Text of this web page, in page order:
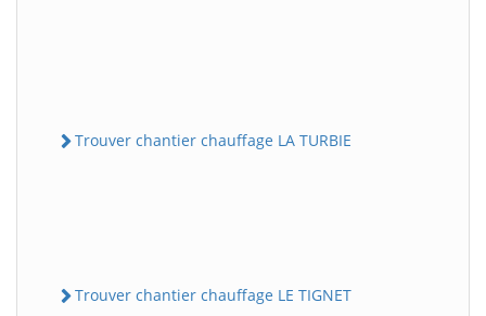
Trouver chantier chauffage LA TURBIE
Trouver chantier chauffage LE TIGNET